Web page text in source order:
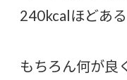
240kcalほどある
もちろん何が良